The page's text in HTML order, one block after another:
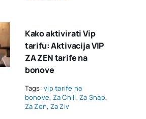
Kako aktivirati Vip
tarifu: Aktivacija VIP
ZA ZEN tarife na
bonove
Tags:vip tarife na
bonove, Za Chill,Za Snap,
Za Zen, Za Ziv